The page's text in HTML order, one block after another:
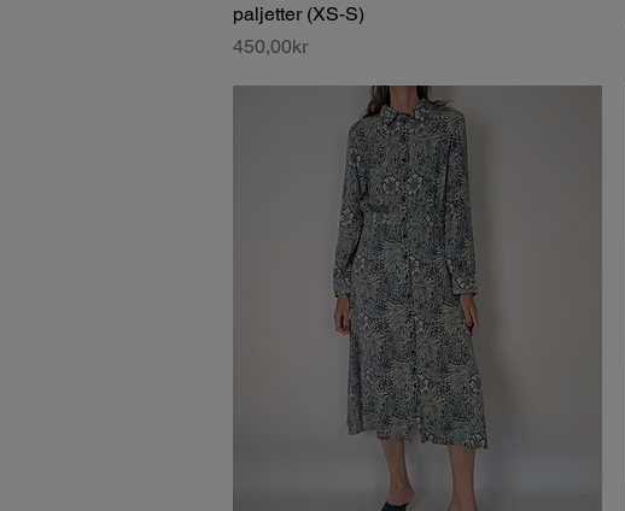
paljetter (XS-S)
Price
450,00kr